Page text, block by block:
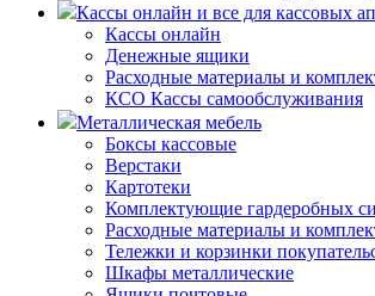
Кассы онлайн и все для кассовых
Кассы онлайн
Денежные ящики
Расходные материалы и
КСО Кассы самообслуживания
Металлическая мебель
Боксы кассовые
Верстаки
Картотеки
Комплектующие гардеробных
Расходные материалы и
Тележки и корзинки
Шкафы металлические